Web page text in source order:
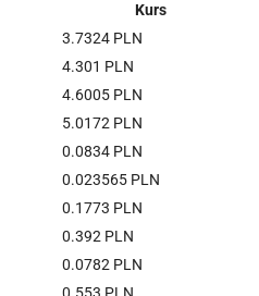
Kurs
3.7324 PLN
4.301 PLN
4.6005 PLN
5.0172 PLN
0.0834 PLN
0.023565 PLN
0.1773 PLN
0.392 PLN
0.0782 PLN